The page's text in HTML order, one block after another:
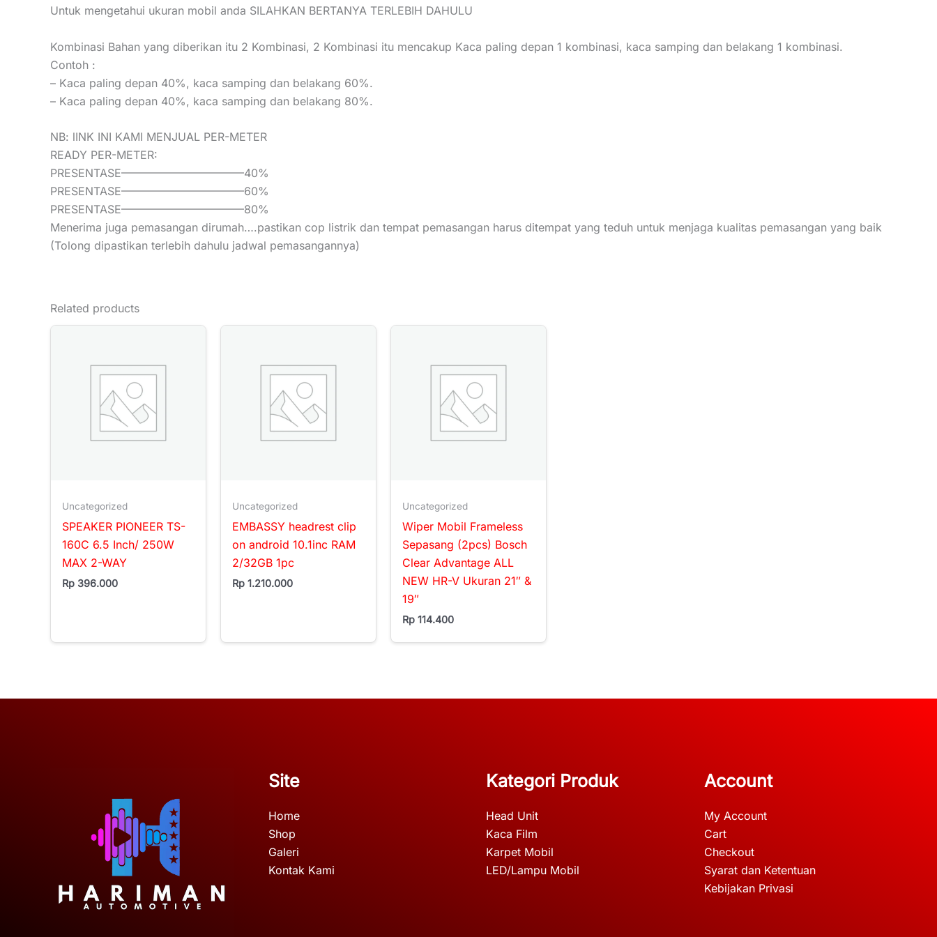
Untuk mengetahui ukuran mobil anda SILAHKAN BERTANYA TERLEBIH DAHULU
Kombinasi Bahan yang diberikan itu 2 Kombinasi, 2 Kombinasi itu mencakup Kaca paling depan 1 kombinasi, kaca samping dan belakang 1 kombinasi.
Contoh :
– Kaca paling depan 40%, kaca samping dan belakang 60%.
– Kaca paling depan 40%, kaca samping dan belakang 80%.
NB: lINK INI KAMI MENJUAL PER-METER
READY PER-METER:
PRESENTASE———————————40%
PRESENTASE———————————60%
PRESENTASE———————————80%
Menerima juga pemasangan dirumah….pastikan cop listrik dan tempat pemasangan harus ditempat yang teduh untuk menjaga kualitas pemasangan yang baik
(Tolong dipastikan terlebih dahulu jadwal pemasangannya)
Related products
Uncategorized
SPEAKER PIONEER TS-
160C 6.5 Inch/ 250W
MAX 2-WAY
Rp 396.000
Uncategorized
EMBASSY headrest clip
on android 10.1inc RAM
2/32GB 1pc
Rp 1.210.000
Uncategorized
Wiper Mobil Frameless
Sepasang (2pcs) Bosch
Clear Advantage ALL
NEW HR-V Ukuran 21″ &
19″
Rp 114.400
Site
Home
Shop
Galeri
Kontak Kami
Kategori Produk
Head Unit
Kaca Film
Karpet Mobil
LED/Lampu Mobil
Account
My Account
Cart
Checkout
Syarat dan Ketentuan
Kebijakan Privasi